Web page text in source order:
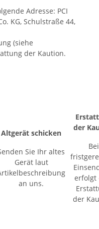
Adresse: PCI
KG, Schulstraße 44,
(siehe
der Kaution.
Altgerät schicken
Sie Ihr altes
Gerät laut
an uns.
der
Bei
erfolgt
der